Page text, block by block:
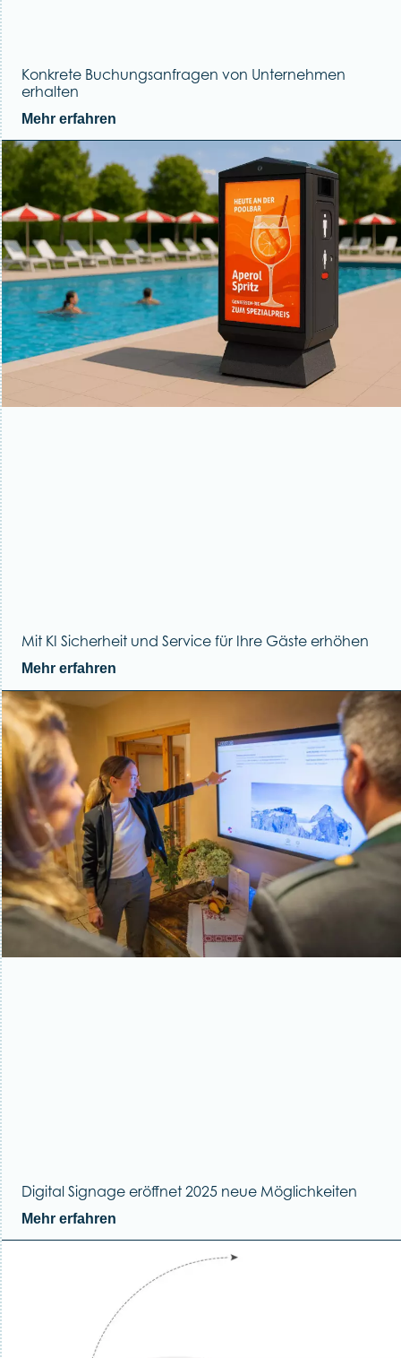
Konkrete Buchungsanfragen von Unternehmen
erhalten
Mehr erfahren
Mit KI Sicherheit und Service für Ihre Gäste erhöhen
Mehr erfahren
Digital Signage eröffnet 2025 neue Möglichkeiten
Mehr erfahren